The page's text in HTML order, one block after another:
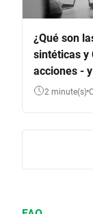
¿Qué son
sintéticas y
acciones -
diferencia?
2 minute(s)